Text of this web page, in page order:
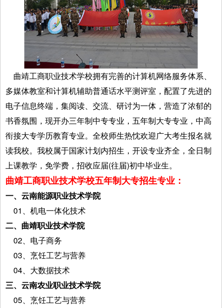
曲靖工商职业技术学校拥有完善的计算机网络服务体系、
多媒体教室和计算机辅助普通话水平测评室，配置了先进的
电子信息终端，集阅读、交流、研讨为一体，营造了浓郁的
书香氛围，现开办三年制中专专业，五年制大专专业，中高
衔接大专学历教育专业。全校师生热忱欢迎广大考生报名就
读我校。我校属于国家计划内招生，开设专业齐全，全日制
上课教学，免学费，招收应届(往届)初中毕业生。
曲靖工商职业技术学校五年制大专招生专业：
一、云南能源职业技术学院
01、机电一体化技术
二、曲靖职业技术学院
02、电子商务
03、烹饪工艺与营养
04、大数据技术
三、云南农业职业技术学院
05、烹饪工艺与营养